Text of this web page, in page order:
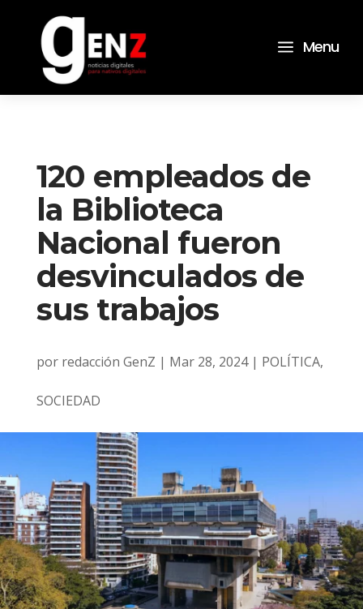
a Menu
120 empleados de
la Biblioteca
Nacional fueron
desvinculados de
sus trabajos
por redacción GenZ | Mar 28, 2024| POLÍTICA,
SOCIEDAD